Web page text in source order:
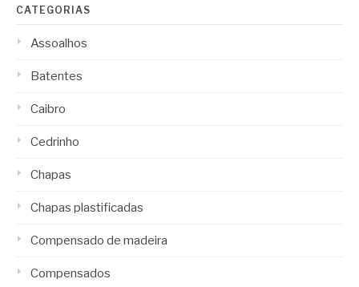
CATEGORIAS
Assoalhos
Batentes
Caibro
Cedrinho
Chapas
Chapas plastificadas
Compensado de madeira
Compensados